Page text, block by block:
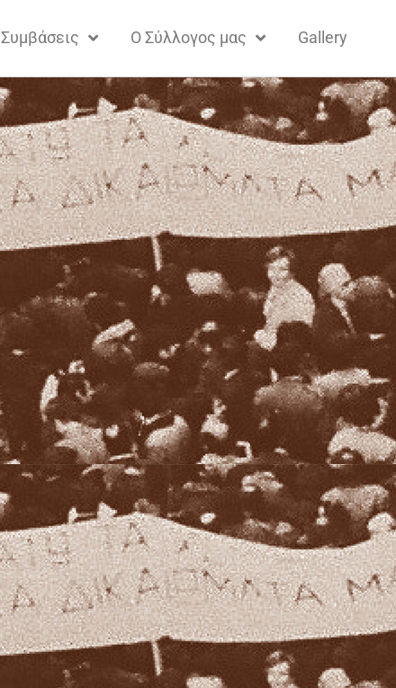
Συμβάσεις Ο Σύλλογος μας Gallery